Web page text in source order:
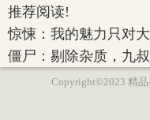
推荐阅读!
惊悚：我的魅力只对
僵尸：剔除杂质，九
Copyright©2023 精品